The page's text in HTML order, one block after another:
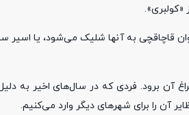
«کولبری».
قاچاقچی به آنها شلیک می‌شود، یا اسیر
آن برود. فردی که در سال‌های اخیر به
آن را برای شهرهای دیگر وارد می‌کنیم.